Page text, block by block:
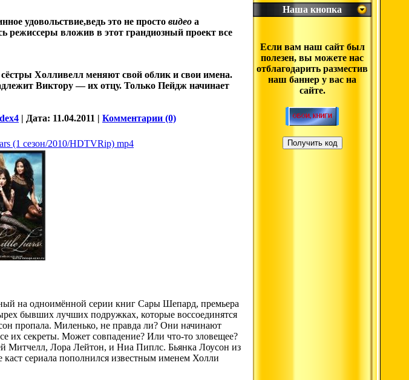
удовольствие,ведь это не просто видео а
режиссеры вложив в этот грандиозный проект все
Холливелл меняют свой облик и свои имена.
Виктору — их отцу. Только Пейдж начинает
| Дата: 11.04.2011 | Комментарии (0)
(1 сезон/2010/HDTVRip) mp4
на одноимённой серии книг Сары Шепард, премьера
бывших лучших подружках, которые воссоединятся
пропала. Миленько, не правда ли? Они начинают
их секреты. Может совпадение? Или что-то зловещее?
Лора Лейтон, и Ниа Пиплс. Бьянка Лоусон из
сериала пополнился известным именем Холли
Наша кнопка
Если вам наш сайт был
полезен, вы можете нас
отблагодарить разместив
наш баннер у вас на
сайте.